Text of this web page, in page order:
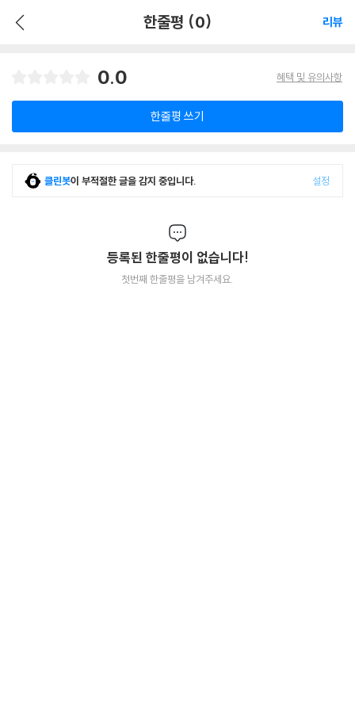
한줄평 (0) 리뷰
0.0 혜택 및 유의사항
한줄평 쓰기
클린봇이 부적절한 글을 감지 중입니다. 설정
등록된 한줄평이 없습니다!
첫번째 한줄평을 남겨주세요.